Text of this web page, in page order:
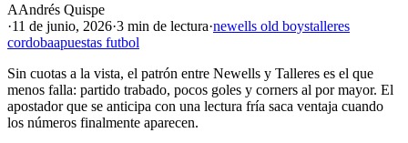
AAndrés Quispe
·11 de junio, 2026·3 min de lectura·newells old boystalleres
cordobaapuestas futbol
Sin cuotas a la vista, el patrón entre Newells y Talleres es el que
menos falla: partido trabado, pocos goles y corners al por mayor. El
apostador que se anticipa con una lectura fría saca ventaja cuando
los números finalmente aparecen.